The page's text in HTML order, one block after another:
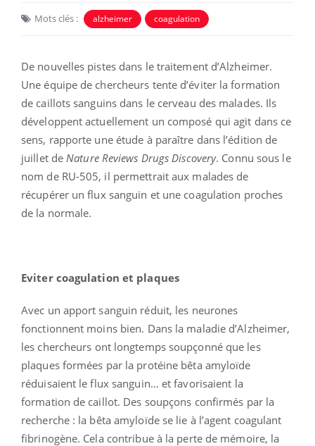
Mots clés : alzheimer coagulation
De nouvelles pistes dans le traitement d’Alzheimer.
Une équipe de chercheurs tente d’éviter la formation
de caillots sanguins dans le cerveau des malades. Ils
développent actuellement un composé qui agit dans ce
sens, rapporte une étude à paraître dans l’édition de
juillet de Nature Reviews Drugs Discovery. Connu sous le
nom de RU-505, il permettrait aux malades de
récupérer un flux sanguin et une coagulation proches
de la normale.
Eviter coagulation et plaques
Avec un apport sanguin réduit, les neurones
fonctionnent moins bien. Dans la maladie d’Alzheimer,
les chercheurs ont longtemps soupçonné que les
plaques formées par la protéine bêta amyloïde
réduisaient le flux sanguin… et favorisaient la
formation de caillot. Des soupçons confirmés par la
recherche : la bêta amyloïde se lie à l’agent coagulant
fibrinogène. Cela contribue à la perte de mémoire, la